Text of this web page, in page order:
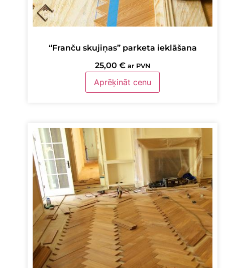
“Franču skujiņas” parketa ieklāšana
25,00 € ar PVN
Aprēķināt cenu